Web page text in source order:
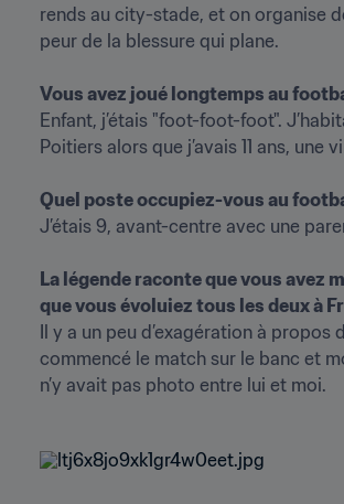
rends au city-stade, et on organise
peur de la blessure qui plane.
Vous avez joué longtemps au
Enfant, j’étais "foot-foot-foot".
Poitiers alors que j’avais 11 ans,
Quel poste occupiez-vous au
J’étais 9, avant-centre avec une
La légende raconte que vous avez
que vous évoluiez tous les deux à
Il y a un peu d’exagération à propos
commencé le match sur le banc et
n’y avait pas photo entre lui et moi.